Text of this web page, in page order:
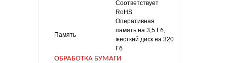
Соответствует
RoHS
Память
Оперативная
память на 3,5 Гб,
жесткий диск на 320
Гб
ОБРАБОТКА БУМАГИ